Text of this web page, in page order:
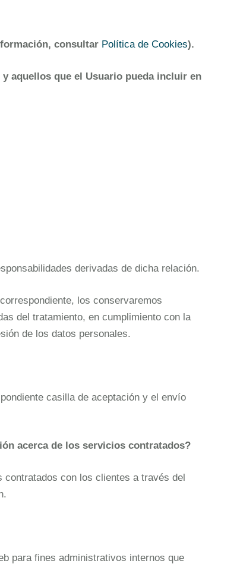
consultar Política de Cookies).
aquellos que el Usuario pueda incluir en
derivadas de dicha relación.
los conservaremos
del tratamiento, en cumplimiento con la
de los datos personales.
casilla de aceptación y el envío
acerca de los servicios contratados?
con los clientes a través del
para fines administrativos internos que